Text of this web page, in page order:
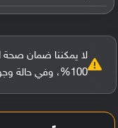
لا يمكننا ضمان
100%، وفي حالة وجود خطأ يُرجى